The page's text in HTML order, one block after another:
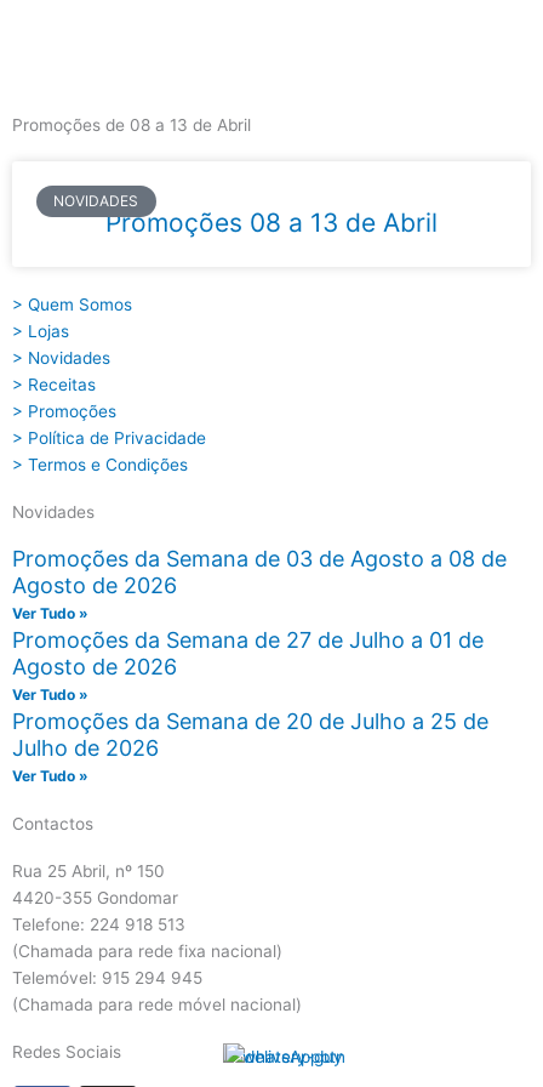
Promoções de 08 a 13 de Abril
NOVIDADES
Promoções 08 a 13 de Abril
> Quem Somos
> Lojas
> Novidades
> Receitas
> Promoções
> Política de Privacidade
> Termos e Condições
Novidades
Promoções da Semana de 03 de Agosto a 08 de
Agosto de 2026
Ver Tudo »
Promoções da Semana de 27 de Julho a 01 de
Agosto de 2026
Ver Tudo »
Promoções da Semana de 20 de Julho a 25 de
Julho de 2026
Ver Tudo »
Contactos
Rua 25 Abril, nº 150
4420-355 Gondomar
Telefone: 224 918 513
(Chamada para rede fixa nacional)
Telemóvel: 915 294 945
(Chamada para rede móvel nacional)
Redes Sociais